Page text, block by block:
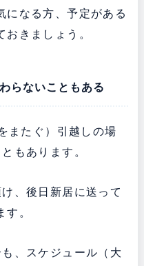
になる方、予定がある
きましょう。
らないこともある
またぐ）引越しの場
もあります。
、後日新居に送って
。
、スケジュール（大